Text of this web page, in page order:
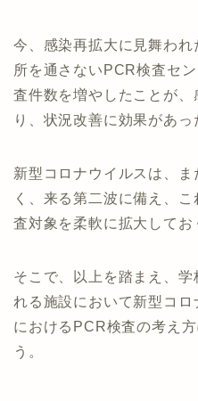
今、感染再拡大に見舞わ
所を通さないPCR検査セ
査件数を増やしたことが
り、状況改善に効果があっ
新型コロナウイルスは、
く、来る第二波に備え、
査対象を柔軟に拡大してお
そこで、以上を踏まえ、
れる施設において新型コ
におけるPCR検査の考え
う。